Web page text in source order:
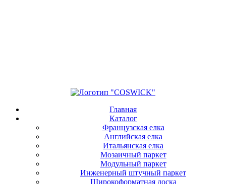
Главная
Каталог
Французская елка
Английская елка
Итальянская елка
Мозаичный паркет
Модульный паркет
Инженерный штучный паркет
Широкоформатная доска